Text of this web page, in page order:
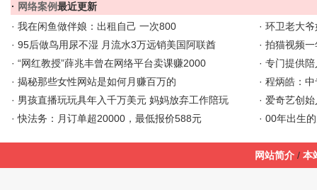
· 网络案例最近更新
· 我在闲鱼做伴娘：出租自己 一次800 · 环卫老大
· 95后做鸟用尿不湿 月流水3万远销美国阿联酋 · 拍猫视频
· “网红教授”薛兆丰曾在网络平台卖课赚2000 · 专门提供
· 揭秘那些女性网站是如何月赚百万的 · 程炳皓：中
· 男孩直播玩玩具年入千万美元 妈妈放弃工作陪玩 · 爱奇艺创
·快法务：月订单超20000，最低报价588元 · 00年出生
网站简介 / 本